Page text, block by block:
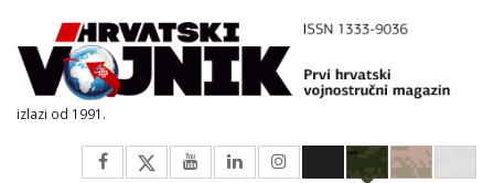
izlazi od 1991.